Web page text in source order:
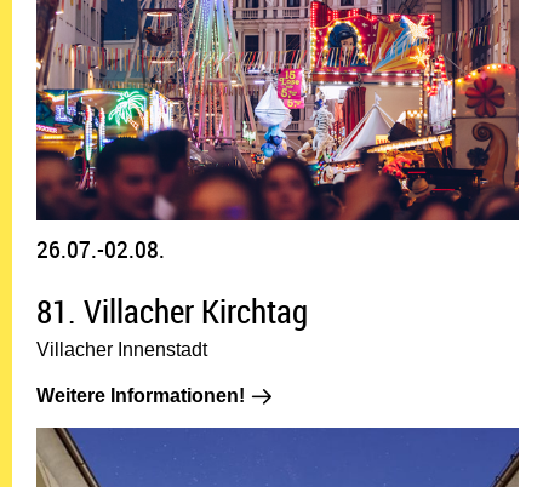
26.07.-02.08.
81. Villacher Kirchtag
Villacher Innenstadt
Weitere Informationen! Weitere Informationen!: 26.07.-